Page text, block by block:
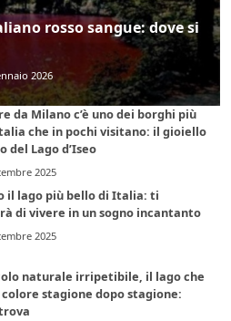
rosso sangue: dove si
2026
da Milano c’è uno dei borghi più
che in pochi visitano: il gioiello
del Lago d’Iseo
2025
il lago più bello di Italia: ti
di vivere in un sogno incantanto
2025
naturale irripetibile, il lago che
stagione dopo stagione: